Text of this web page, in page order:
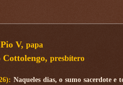
V, papa
Cottolengo, presbítero
Naqueles dias, o sumo sacerdote